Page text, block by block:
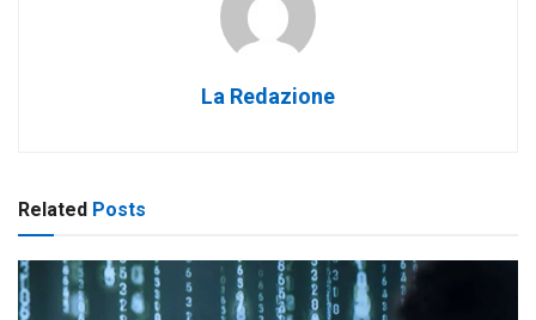
La Redazione
Related Posts